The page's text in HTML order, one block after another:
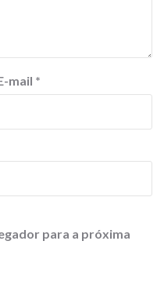
mail *
para a próxima